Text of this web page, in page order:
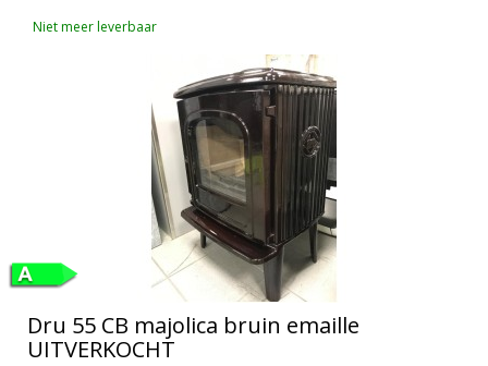
Niet meer leverbaar
Dru 55 CB majolica bruin emaille
UITVERKOCHT